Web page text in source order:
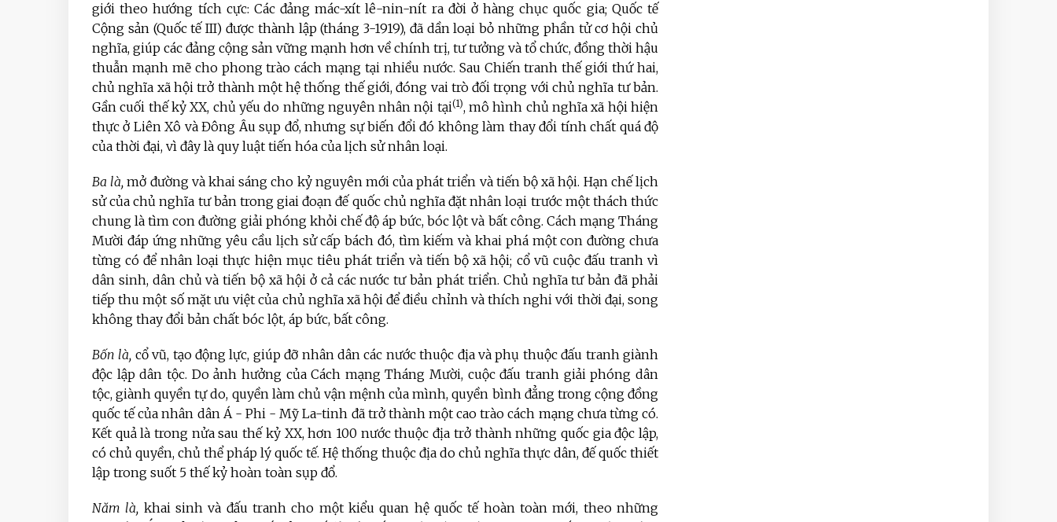
giới theo hướng tích cực: Các đảng mác-xít lê-nin-nít ra đời ở hàng chục quốc gia; Quốc tế
Cộng sản (Quốc tế III) được thành lập (tháng 3-1919), đã dần loại bỏ những phần tử cơ hội chủ
nghĩa, giúp các đảng cộng sản vững mạnh hơn về chính trị, tư tưởng và tổ chức, đồng thời hậu
thuẫn mạnh mẽ cho phong trào cách mạng tại nhiều nước. Sau Chiến tranh thế giới thứ hai,
chủ nghĩa xã hội trở thành một hệ thống thế giới, đóng vai trò đối trọng với chủ nghĩa tư bản.
Gần cuối thế kỷ XX, chủ yếu do những nguyên nhân nội tại(1), mô hình chủ nghĩa xã hội hiện
thực ở Liên Xô và Đông Âu sụp đổ, nhưng sự biến đổi đó không làm thay đổi tính chất quá độ
của thời đại, vì đây là quy luật tiến hóa của lịch sử nhân loại.
Ba là, mở đường và khai sáng cho kỷ nguyên mới của phát triển và tiến bộ xã hội. Hạn chế lịch
sử của chủ nghĩa tư bản trong giai đoạn đế quốc chủ nghĩa đặt nhân loại trước một thách thức
chung là tìm con đường giải phóng khỏi chế độ áp bức, bóc lột và bất công. Cách mạng Tháng
Mười đáp ứng những yêu cầu lịch sử cấp bách đó, tìm kiếm và khai phá một con đường chưa
từng có để nhân loại thực hiện mục tiêu phát triển và tiến bộ xã hội; cổ vũ cuộc đấu tranh vì
dân sinh, dân chủ và tiến bộ xã hội ở cả các nước tư bản phát triển. Chủ nghĩa tư bản đã phải
tiếp thu một số mặt ưu việt của chủ nghĩa xã hội để điều chỉnh và thích nghi với thời đại, song
không thay đổi bản chất bóc lột, áp bức, bất công.
Bốn là, cổ vũ, tạo động lực, giúp đỡ nhân dân các nước thuộc địa và phụ thuộc đấu tranh giành
độc lập dân tộc. Do ảnh hưởng của Cách mạng Tháng Mười, cuộc đấu tranh giải phóng dân
tộc, giành quyền tự do, quyền làm chủ vận mệnh của mình, quyền bình đẳng trong cộng đồng
quốc tế của nhân dân Á - Phi - Mỹ La-tinh đã trở thành một cao trào cách mạng chưa từng có.
Kết quả là trong nửa sau thế kỷ XX, hơn 100 nước thuộc địa trở thành những quốc gia độc lập,
có chủ quyền, chủ thể pháp lý quốc tế. Hệ thống thuộc địa do chủ nghĩa thực dân, đế quốc thiết
lập trong suốt 5 thế kỷ hoàn toàn sụp đổ.
Năm là, khai sinh và đấu tranh cho một kiểu quan hệ quốc tế hoàn toàn mới, theo những